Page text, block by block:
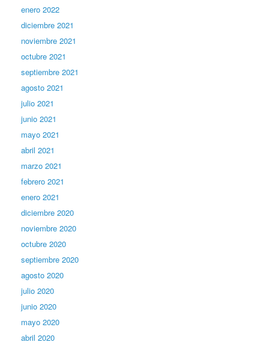
enero 2022
diciembre 2021
noviembre 2021
octubre 2021
septiembre 2021
agosto 2021
julio 2021
junio 2021
mayo 2021
abril 2021
marzo 2021
febrero 2021
enero 2021
diciembre 2020
noviembre 2020
octubre 2020
septiembre 2020
agosto 2020
julio 2020
junio 2020
mayo 2020
abril 2020